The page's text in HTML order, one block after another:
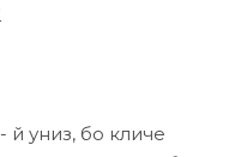
й униз, бо кличе